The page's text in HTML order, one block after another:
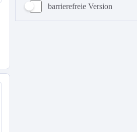
barrierefreie Version